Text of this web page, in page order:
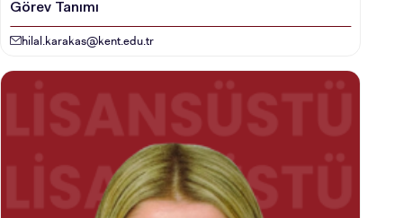
Görev Tanımı
hilal.karakas@kent.edu.tr